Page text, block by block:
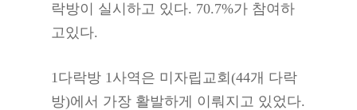
락방이 실시하고 있다. 70.7%가 참여하
고있다.
1다락방 1사역은 미자립교회(44개 다락
방)에서 가장 활발하게 이뤄지고 있었다.